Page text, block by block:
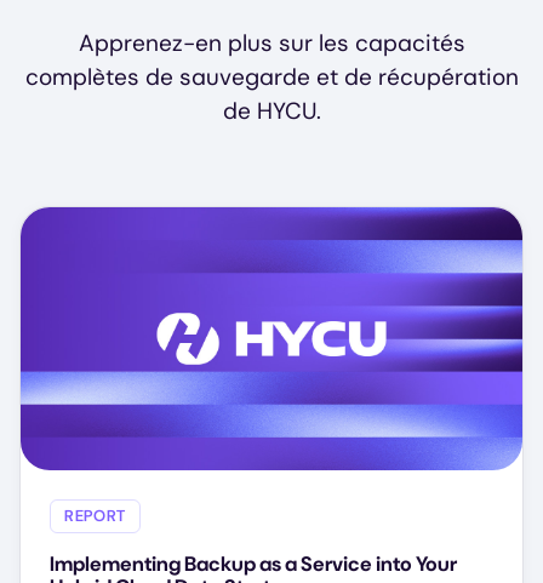
Apprenez-en plus sur les capacités
complètes de sauvegarde et de récupération
de HYCU.
REPORT
Implementing Backup as a Service into Your